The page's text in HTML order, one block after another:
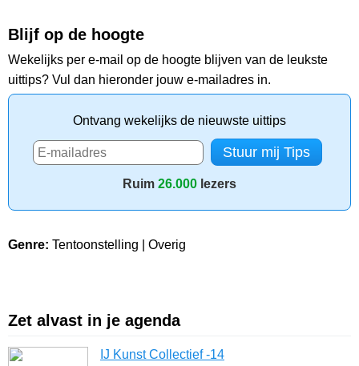
Blijf op de hoogte
Wekelijks per e-mail op de hoogte blijven van de leukste
uittips? Vul dan hieronder jouw e-mailadres in.
Ontvang wekelijks de nieuwste uittips
Ruim 26.000 lezers
Genre: Tentoonstelling | Overig
Zet alvast in je agenda
IJ Kunst Collectief -14